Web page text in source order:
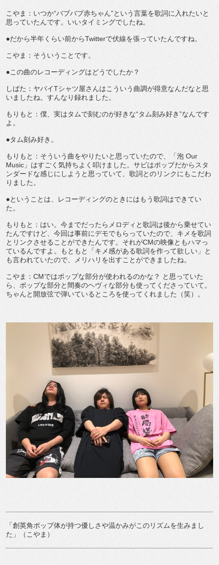
こやま：いつか“バブバブ赤ちゃん”という言葉を歌詞に入れたいと
思っていたんです。いいタイミングでしたね。
●だから半年くらい前からTwitterで伏線を張っていたんですね。
こやま：そういうことです。
●この曲のレコーディングはどうでしたか？
しばた：ヤバイTシャツ屋さんはこういう曲調が得意なんだなと思
いましたね。すんなり録れました。
もりもと：僕、実はタムで刻むのが好きな“タム刻み好き”なんです
よ。
●タム刻み好き。
もりもと：そういう曲をやりたいと思っていたので、「泡 Our
Music」はすごく気持ちよく叩けました。サビはポップだからスタ
ンダードな感じにしようと思っていて、歌詞とのリンクにもこだわ
りました。
●ということは、レコーディングのときにはもう歌詞はできてい
た。
もりもと：はい。今までだったらメロディと歌詞は後から乗せてい
たんですけど、今回は事前にデモでもらっていたので、キメを歌詞
とリンクさせることができたんです。それがCMの映像ともハマっ
ているんですよ。もともと「キメ感がある歌詞を作って欲しい」と
も言われていたので、メリハリを出すことができましたね。
こやま：CMではポップな部分が使われるのかな？ と思っていた
ら、ポップな部分と間奏のヘヴィな部分も使ってくださっていて。
ちゃんと開放弦で弾いているところを使ってくれました（笑）。
「創英角ポップ体が持つ優しさや温かみがこのリズムを生みまし
た」（こやま）